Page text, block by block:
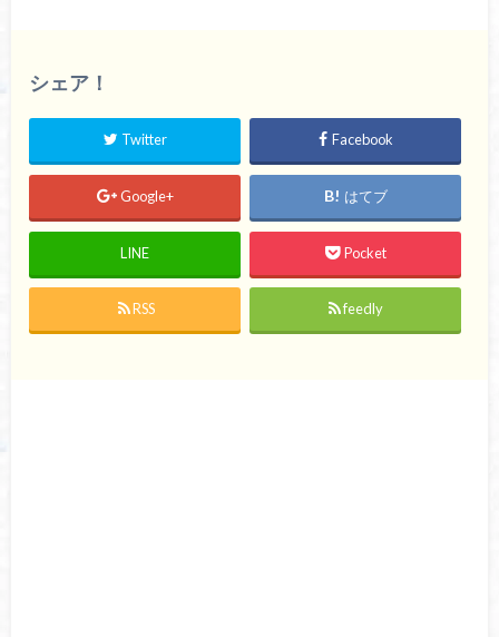
シェア！
Twitter Facebook
Google+ はてブ
LINE Pocket
RSS feedly